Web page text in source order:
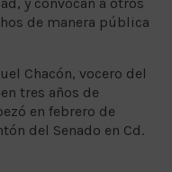
de manera pública
Chacón, vocero del
tres años de
en febrero de
del Senado en Cd.